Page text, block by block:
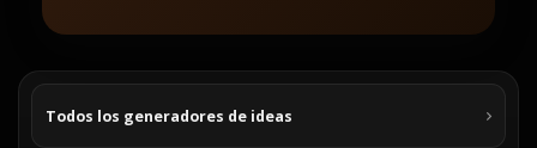
Todos los generadores de ideas